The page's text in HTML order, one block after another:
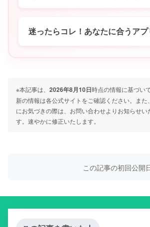
迷ったらコレ！あなたに合うア
※本記事は、 2026年8月10日時点の情報に基づい
新の情報は各公式サイトをご確認ください。また
にお気づきの際は、お問い合わせよりお知らせ
す。速やかに修正いたします。
この記事の初回公開